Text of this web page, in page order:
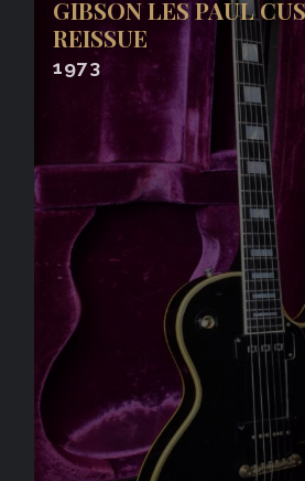
GIBSON LES PAUL
REISSUE
1973